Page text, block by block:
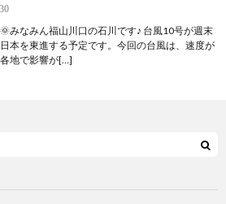
みなみん福山川口の石川です♪ 台風10号が週末
本を東進する予定です。今回の台風は、速度が
地で影響が[…]